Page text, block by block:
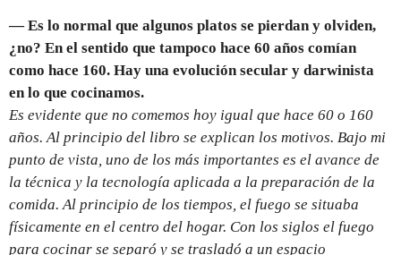
— Es lo normal que algunos platos se pierdan y olviden,
¿no? En el sentido que tampoco hace 60 años comían
como hace 160. Hay una evolución secular y darwinista
en lo que cocinamos.
Es evidente que no comemos hoy igual que hace 60 o 160
años. Al principio del libro se explican los motivos. Bajo mi
punto de vista, uno de los más importantes es el avance de
la técnica y la tecnología aplicada a la preparación de la
comida. Al principio de los tiempos, el fuego se situaba
físicamente en el centro del hogar. Con los siglos el fuego
para cocinar se separó y se trasladó a un espacio